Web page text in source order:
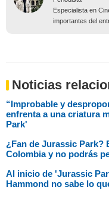
Especialista en
importantes del
Noticias
“Improbable y
enfrenta a una criatura
Park'
¿Fan de Jurassic Park?
Colombia y no podrás
Al inicio de 'Jurassic
Hammond no sabe lo